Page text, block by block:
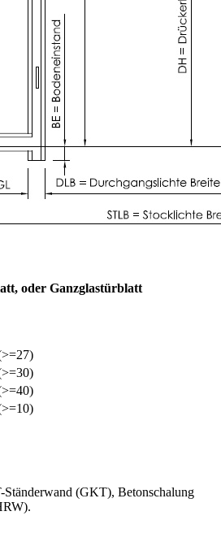
oder Ganzglastürblatt
(GKT), Betonschalung